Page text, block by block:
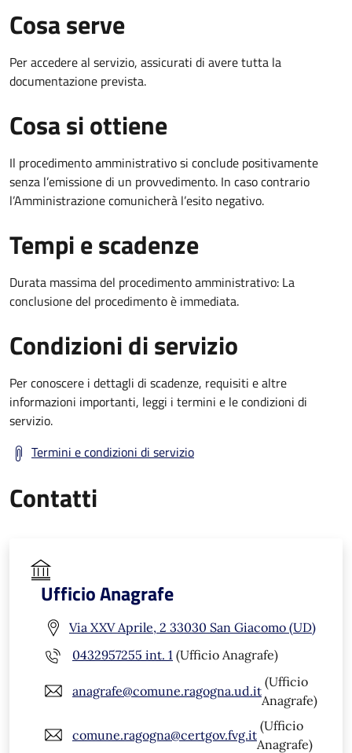
Cosa serve
Per accedere al servizio, assicurati di avere tutta la
documentazione prevista.
Cosa si ottiene
Il procedimento amministrativo si conclude positivamente
senza l’emissione di un provvedimento. In caso contrario
l’Amministrazione comunicherà l’esito negativo.
Tempi e scadenze
Durata massima del procedimento amministrativo: La
conclusione del procedimento è immediata.
Condizioni di servizio
Per conoscere i dettagli di scadenze, requisiti e altre
informazioni importanti, leggi i termini e le condizioni di
servizio.
Termini e condizioni di servizio
Contatti
Ufficio Anagrafe
Via XXV Aprile, 2 33030 San Giacomo (UD)
0432957255 int. 1 (Ufficio Anagrafe)
anagrafe@comune.ragogna.ud.it
(Ufficio
Anagrafe)
comune.ragogna@certgov.fvg.it
(Ufficio
Anagrafe)